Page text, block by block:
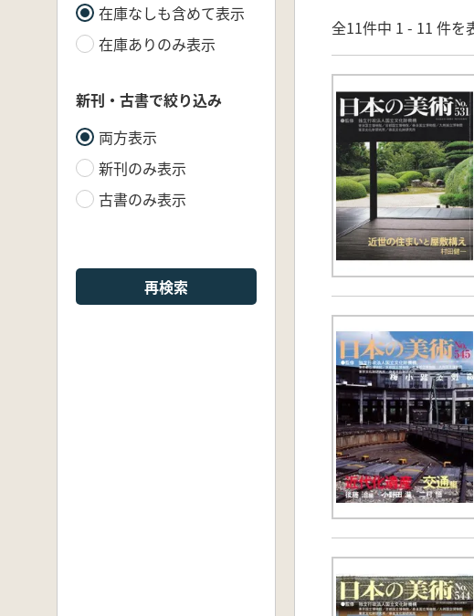
在庫なしも含めて表示
在庫ありのみ表示
新刊・古書で絞り込み
両方表示
新刊のみ表示
古書のみ表示
再検索
全11件中 1 - 11 件を